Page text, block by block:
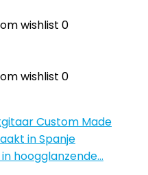
wishlist 0
wishlist 0